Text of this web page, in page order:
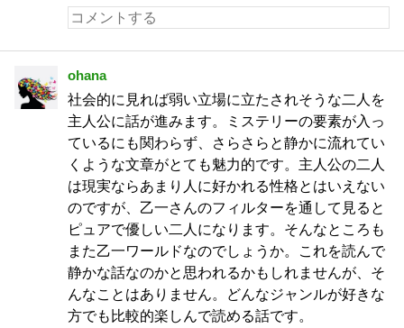
ohana
社会的に見れば弱い立場に立たされそうな二人を
主人公に話が進みます。ミステリーの要素が入っ
ているにも関わらず、さらさらと静かに流れてい
くような文章がとても魅力的です。主人公の二人
は現実ならあまり人に好かれる性格とはいえない
のですが、乙一さんのフィルターを通して見ると
ピュアで優しい二人になります。そんなところも
また乙一ワールドなのでしょうか。これを読んで
静かな話なのかと思われるかもしれませんが、そ
んなことはありません。どんなジャンルが好きな
方でも比較的楽しんで読める話です。